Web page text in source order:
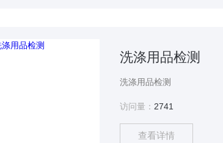
洗涤用品检测
洗涤用品检测
访问量： 2741
查看详情